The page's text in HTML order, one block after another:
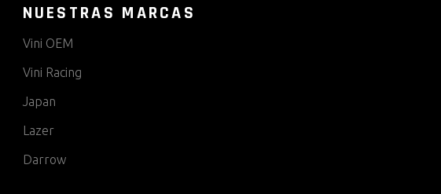
NUESTRAS MARCAS
Vini OEM
Vini Racing
Japan
Lazer
Darrow